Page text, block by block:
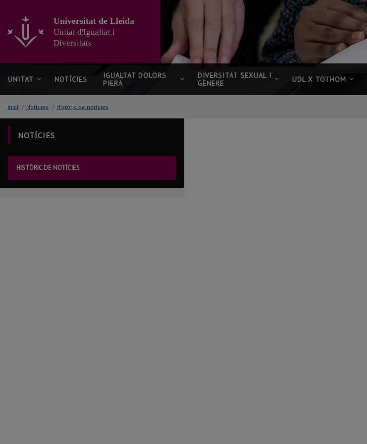
contingut
principal
pàgina
Universitat de Lleida
Unitat d'Igualtat i
Diversitats
UNITAT NOTÍCIES
IGUALTAT DOLORS
PIERA
DIVERSITAT SEXUAL I
GÈNERE
UDL X TOTHOM
Inici / Notícies / Històric de notícies
NOTÍCIES
HISTÒRIC DE NOTÍCIES